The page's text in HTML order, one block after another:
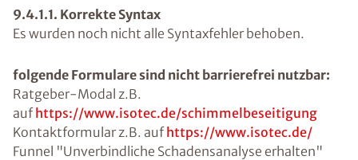
9.4.1.1. Korrekte Syntax
Es wurden noch nicht alle Syntaxfehler behoben.
folgende Formulare sind nicht barrierefrei nutzbar:
Ratgeber-Modal z.B.
auf https://www.isotec.de/schimmelbeseitigung
Kontaktformular z.B. auf https://www.isotec.de/
Funnel "Unverbindliche Schadensanalyse erhalten"